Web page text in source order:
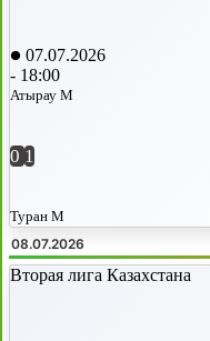
07.07.2026
- 18:00
Атырау М
0 1
Туран М
08.07.2026
Вторая лига Казахстана